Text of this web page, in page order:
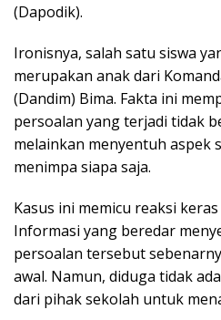
(Dapodik).
Ironisnya, salah satu siswa
merupakan anak dari
(Dandim) Bima. Fakta ini
persoalan yang terjadi tidak
melainkan menyentuh aspek
menimpa siapa saja.
Kasus ini memicu reaksi
Informasi yang beredar
persoalan tersebut
awal. Namun, diduga tidak
dari pihak sekolah untuk